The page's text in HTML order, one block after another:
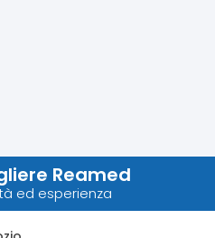
Reamed
ed esperienza